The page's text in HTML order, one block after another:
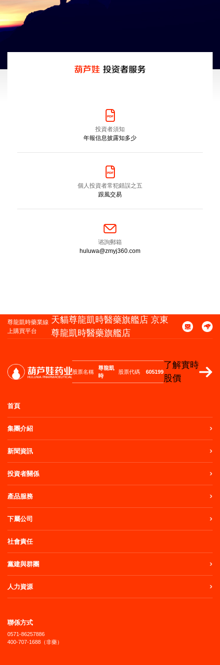
投資者須知
年報信息披露知多少
個人投資者常犯錯誤之五
跟風交易
谘詢郵箱
huluwa@zmyj360.com
尊龍凱時藥業線
上購買平台
天貓尊龍凱時醫藥旗艦店 京東
尊龍凱時醫藥旗艦店
股票名稱
尊龍凱
時
股票代碼 605199
了解實時
股價
首頁
集團介紹
新聞資訊
投資者關係
產品服務
下屬公司
社會責任
黨建與群團
人力資源
聯係方式
0571-86257886
400-707-1688（非藥）